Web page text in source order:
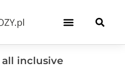
all inclusive